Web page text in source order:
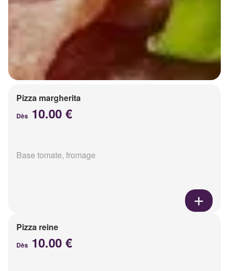
Pizza margherita
Dès 10.00 €
Base tomate, fromage
Pizza reine
Dès 10.00 €